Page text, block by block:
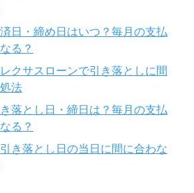
日・締め日はいつ？毎月の支払
る？
クサスローンで引き落としに間
法
落とし日・締日は？毎月の支払
る？
き落とし日の当日に間に合わな